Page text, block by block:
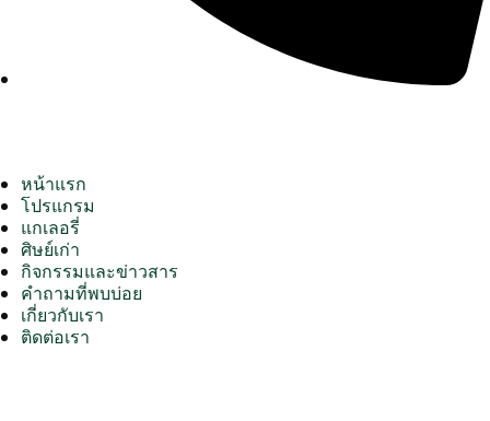
หน้าแรก
โปรแกรม
แกเลอรี่
ศิษย์เก่า
กิจกรรมและข่าวสาร
คำถามที่พบบ่อย
เกี่ยวกับเรา
ติดต่อเรา